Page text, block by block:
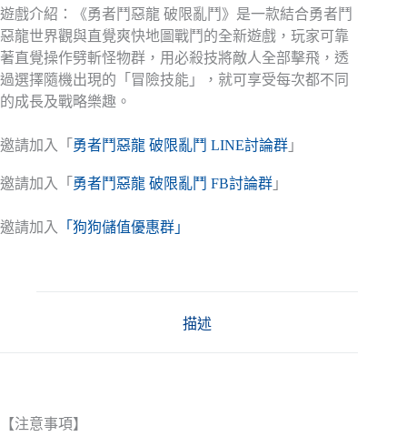
範
圍：
NT$30
到
NT$10,000
遊戲介紹：《勇者鬥惡龍 破限亂鬥》是一款結合勇者鬥
惡龍世界觀與直覺爽快地圖戰鬥的全新遊戲，玩家可靠
著直覺操作劈斬怪物群，用必殺技將敵人全部擊飛，透
過選擇隨機出現的「冒險技能」，就可享受每次都不同
的成長及戰略樂趣。
邀請加入「 勇者鬥惡龍 破限亂鬥 LINE討論群 」
邀請加入「 勇者鬥惡龍 破限亂鬥 FB討論群 」
邀請加入 「狗狗儲值優惠群」
描述
【注意事項】